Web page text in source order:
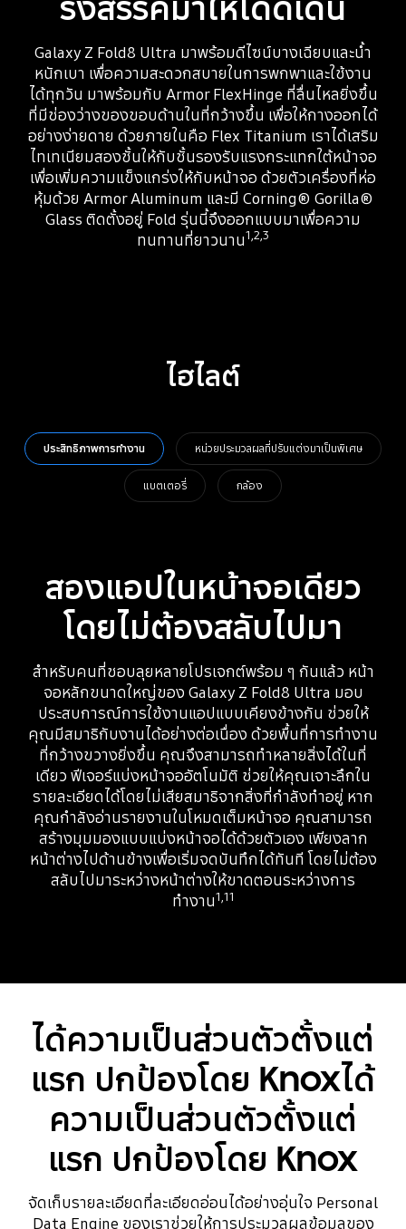
Galaxy Z Fold8 Ultra มาพร้อมดีไซน์บางเฉียบและน้ำ
หนักเบา เพื่อความสะดวกสบายในการพกพาและใช้งาน
ได้ทุกวัน มาพร้อมกับ Armor FlexHinge ที่ลื่นไหลยิ่งขึ้น
ที่มีช่องว่างของขอบด้านในที่กว้างขึ้น เพื่อให้กางออกได้
อย่างง่ายดาย ด้วยภายในคือ Flex Titanium เราได้เสริม
ไทเทเนียมสองชั้นให้กับชั้นรองรับแรงกระแทกใต้หน้าจอ
เพื่อเพิ่มความแข็งแกร่งให้กับหน้าจอ ด้วยตัวเครื่องที่ห่อ
หุ้มด้วย Armor Aluminum และมี Corning® Gorilla®
Glass ติดตั้งอยู่ Fold รุ่นนี้จึงออกแบบมาเพื่อความ
ทนทานที่ยาวนาน1,2,3
ไฮไลต์
ประสิทธิภาพการทำงาน หน่วยประมวลผลที่ปรับแต่งมาเป็นพิเศษ
แบตเตอรี่ กล้อง
สองแอปในหน้าจอเดียว
โดยไม่ต้องสลับไปมา
สำหรับคนที่ชอบลุยหลายโปรเจกต์พร้อม ๆ กันแล้ว หน้า
จอหลักขนาดใหญ่ของ Galaxy Z Fold8 Ultra มอบ
ประสบการณ์การใช้งานแอปแบบเคียงข้างกัน ช่วยให้
คุณมีสมาธิกับงานได้อย่างต่อเนื่อง ด้วยพื้นที่การทำงาน
ที่กว้างขวางยิ่งขึ้น คุณจึงสามารถทำหลายสิ่งได้ในที่
เดียว ฟีเจอร์แบ่งหน้าจออัตโนมัติ ช่วยให้คุณเจาะลึกใน
รายละเอียดได้โดยไม่เสียสมาธิจากสิ่งที่กำลังทำอยู่ หาก
คุณกำลังอ่านรายงานในโหมดเต็มหน้าจอ คุณสามารถ
สร้างมุมมองแบบแบ่งหน้าจอได้ด้วยตัวเอง เพียงลาก
หน้าต่างไปด้านข้างเพื่อเริ่มจดบันทึกได้ทันที โดยไม่ต้อง
สลับไปมาระหว่างหน้าต่างให้ขาดตอนระหว่างการ
ทำงาน1,11
ได้ความเป็นส่วนตัวตั้งแต่
แรก ปกป้องโดย Knoxได้
ความเป็นส่วนตัวตั้งแต่
แรก ปกป้องโดย Knox
จัดเก็บรายละเอียดที่ละเอียดอ่อนได้อย่างอุ่นใจ Personal
Data Engine ของเราช่วยให้การประมวลผลข้อมูลของ